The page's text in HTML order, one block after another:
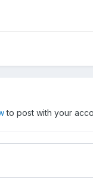
to post with your